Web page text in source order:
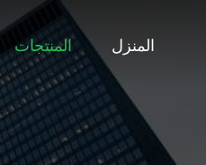
المنزل المنتجات